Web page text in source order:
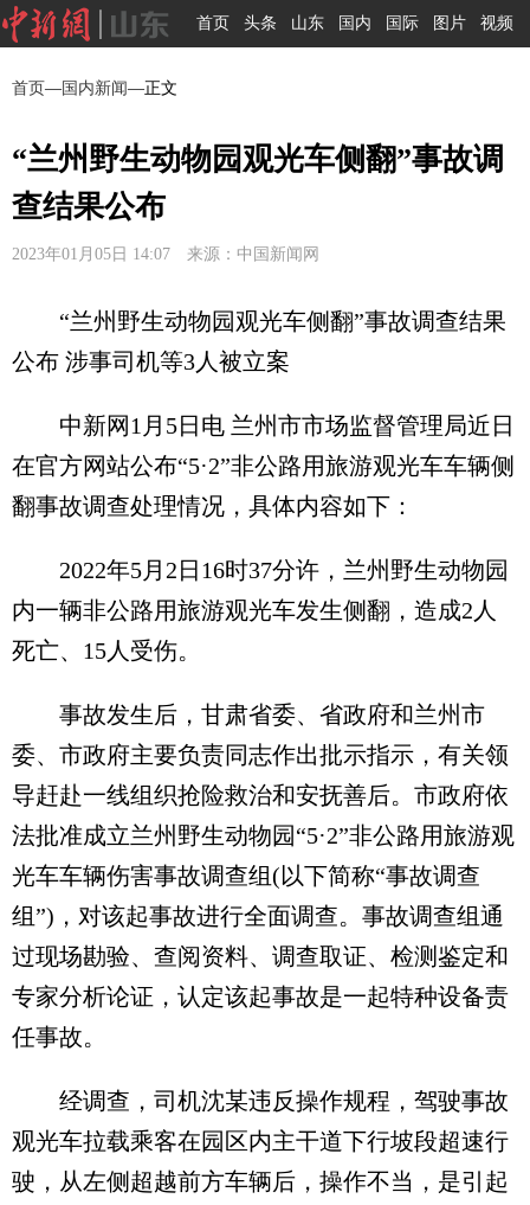
首页 头条 山东 国内 国际 图片 视频
首页— 国内新闻—正文
“兰州野生动物园观光车侧翻”事故调
查结果公布
2023年01月05日 14:07 来源：中国新闻网
“兰州野生动物园观光车侧翻”事故调查结果
公布 涉事司机等3人被立案
中新网1月5日电 兰州市市场监督管理局近日
在官方网站公布“5·2”非公路用旅游观光车车辆侧
翻事故调查处理情况，具体内容如下：
2022年5月2日16时37分许，兰州野生动物园
内一辆非公路用旅游观光车发生侧翻，造成2人
死亡、15人受伤。
事故发生后，甘肃省委、省政府和兰州市
委、市政府主要负责同志作出批示指示，有关领
导赶赴一线组织抢险救治和安抚善后。市政府依
法批准成立兰州野生动物园“5·2”非公路用旅游观
光车车辆伤害事故调查组(以下简称“事故调查
组”)，对该起事故进行全面调查。事故调查组通
过现场勘验、查阅资料、调查取证、检测鉴定和
专家分析论证，认定该起事故是一起特种设备责
任事故。
经调查，司机沈某违反操作规程，驾驶事故
观光车拉载乘客在园区内主干道下行坡段超速行
驶，从左侧超越前方车辆后，操作不当，是引起